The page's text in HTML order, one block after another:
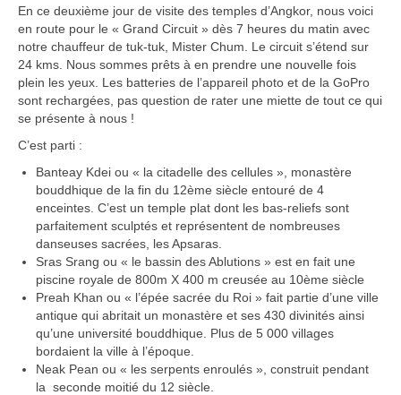
Cambodge – Infos
Toutes à l’école
Paludisme au Cambodge
Les articles du Cambodge
France
Carte de la France
Notre région, la Normandie
Ville : Paris
Blog
Catégories
En ce deuxième jour de visite des temples d’Angkor, nous voici
en route pour le « Grand Circuit » dès 7 heures du matin avec
notre chauffeur de tuk-tuk, Mister Chum. Le circuit s’étend sur
24 kms. Nous sommes prêts à en prendre une nouvelle fois
plein les yeux. Les batteries de l’appareil photo et de la GoPro
sont rechargées, pas question de rater une miette de tout ce qui
se présente à nous !
C’est parti :
Banteay Kdei ou « la citadelle des cellules », monastère
bouddhique de la fin du 12ème siècle entouré de 4
enceintes. C’est un temple plat dont les bas-reliefs sont
parfaitement sculptés et représentent de nombreuses
danseuses sacrées, les Apsaras.
Sras Srang ou « le bassin des Ablutions » est en fait une
piscine royale de 800m X 400 m creusée au 10ème siècle
Preah Khan ou « l’épée sacrée du Roi » fait partie d’une ville
antique qui abritait un monastère et ses 430 divinités ainsi
qu’une université bouddhique. Plus de 5 000 villages
bordaient la ville à l’époque.
Neak Pean ou « les serpents enroulés », construit pendant
la seconde moitié du 12 siècle.